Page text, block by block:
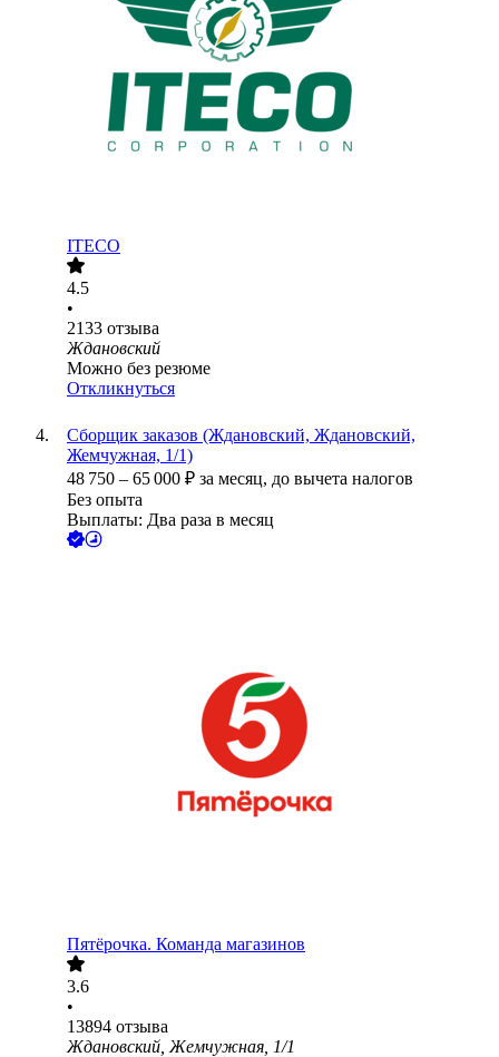
ITECO
4.5
•
2133 отзыва
Ждановский
Можно без резюме
Откликнуться
Сборщик заказов (Ждановский, Ждановский,
Жемчужная, 1/1)
48 750 – 65 000 ₽ за месяц, до вычета налогов
Без опыта
Выплаты: Два раза в месяц
Пятёрочка. Команда магазинов
3.6
•
13894 отзыва
Ждановский, Жемчужная, 1/1